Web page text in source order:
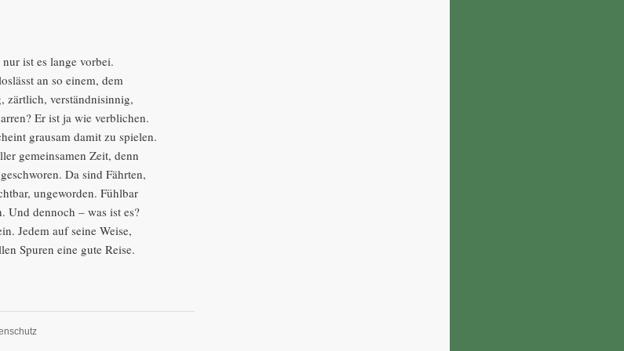
ist es lange vorbei.
an so einem, dem
verständnisinnig,
Er ist ja wie verblichen.
grausam damit zu spielen.
gemeinsamen Zeit, denn
Da sind Fährten,
ungeworden. Fühlbar
dennoch – was ist es?
Jedem auf seine Weise,
Spuren eine gute Reise.